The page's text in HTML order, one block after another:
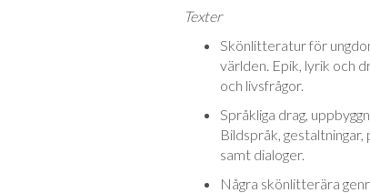
Texter
Skönlitteratur för
världen. Epik, lyrik och
och livsfrågor.
Språkliga drag,
Bildspråk,
samt dialoger.
Några skönlitterära